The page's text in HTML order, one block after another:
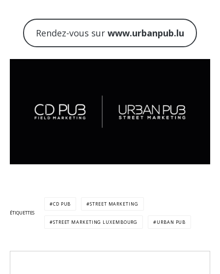
Rendez-vous sur www.urbanpub.lu
ÉTIQUETTES
CD PUB STREET MARKETING
STREET MARKETING LUXEMBOURG URBAN PUB